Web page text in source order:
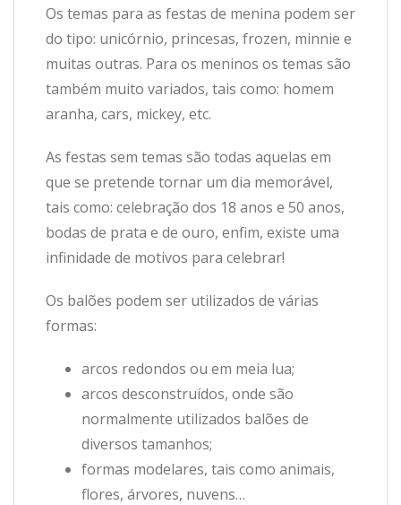
Os temas para as festas de menina podem ser
do tipo: unicórnio, princesas, frozen, minnie e
muitas outras. Para os meninos os temas são
também muito variados, tais como: homem
aranha, cars, mickey, etc.
As festas sem temas são todas aquelas em
que se pretende tornar um dia memorável,
tais como: celebração dos 18 anos e 50 anos,
bodas de prata e de ouro, enfim, existe uma
infinidade de motivos para celebrar!
Os balões podem ser utilizados de várias
formas:
arcos redondos ou em meia lua;
arcos desconstruídos, onde são
normalmente utilizados balões de
diversos tamanhos;
formas modelares, tais como animais,
flores, árvores, nuvens…